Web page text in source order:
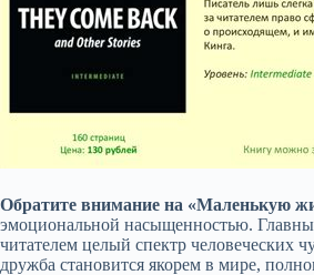
Обратите внимание на «Маленькую
эмоциональной насыщенностью.
читателем целый спектр человеческих
дружба становится якорем в мире,